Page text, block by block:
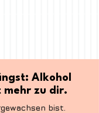
Alkohol
mehr zu dir.
bist.